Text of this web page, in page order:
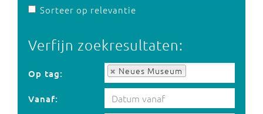
Sorteer op relevantie
Verfijn zoekresultaten:
Op tag: Neues Museum
Op tag:
Vanaf: